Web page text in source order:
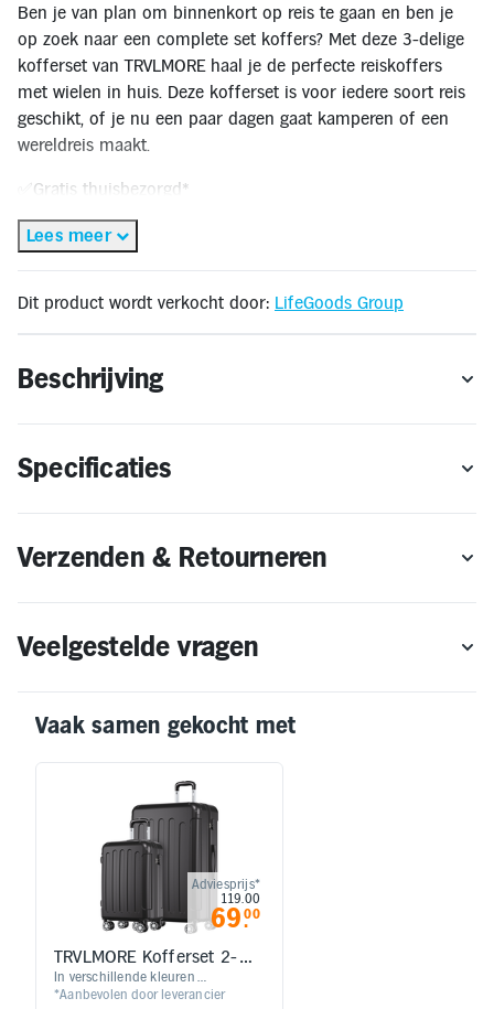
Inloggen
Toegankelijkheid
Verbeter
de
leesbaarheid
door
het
kleurcontrast
verhogen
Ben je van plan om binnenkort op reis te gaan en ben je
op zoek naar een complete set koffers? Met deze 3-delige
kofferset van TRVLMORE haal je de perfecte reiskoffers
met wielen in huis. Deze kofferset is voor iedere soort reis
geschikt, of je nu een paar dagen gaat kamperen of een
wereldreis maakt.
✅Gratis thuisbezorgd*
✅Thuisbezorgd binnen 3-5 werkdagen
✅Gratis retourneren**
🔔OP = OP
* Gratis thuisbezorging geldt alleen binnen Nederland en Vlaanderen. Bestellen
voor levering in het buitenland is niet mogelijk.
** Retourneren kan alleen wanneer het product voldoet aan de
retourvoorwaarden.
Lees meer
Dit product wordt verkocht door: LifeGoods Group
Beschrijving
Specificaties
Verzenden & Retourneren
Veelgestelde vragen
Vaak samen gekocht met
Adviesprijs*
119.00
69.00
TRVLMORE Kofferset 2-
delig - Hand- en
Ruimbagage koffer
In verschillende kleuren
verkrijgbaar | Reiskoffers met wielen
*Aanbevolen door leverancier